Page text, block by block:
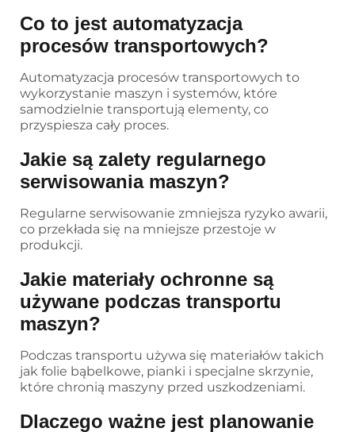
Co to jest automatyzacja
procesów transportowych?
Automatyzacja procesów transportowych to
wykorzystanie maszyn i systemów, które
samodzielnie transportują elementy, co
przyspiesza cały proces.
Jakie są zalety regularnego
serwisowania maszyn?
Regularne serwisowanie zmniejsza ryzyko awarii,
co przekłada się na mniejsze przestoje w
produkcji.
Jakie materiały ochronne są
używane podczas transportu
maszyn?
Podczas transportu używa się materiałów takich
jak folie bąbelkowe, pianki i specjalne skrzynie,
które chronią maszyny przed uszkodzeniami.
Dlaczego ważne jest planowanie